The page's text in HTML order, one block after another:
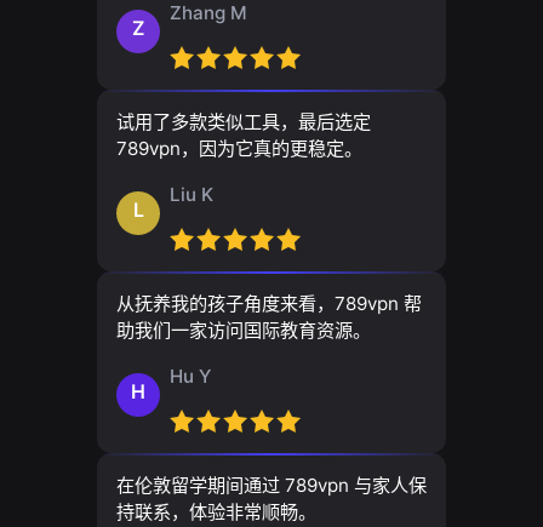
Z
Zhang M
试用了多款类似工具，最后选定
789vpn，因为它真的更稳定。
L
Liu K
从抚养我的孩子角度来看，789vpn 帮
助我们一家访问国际教育资源。
H
Hu Y
在伦敦留学期间通过 789vpn 与家人保
持联系，体验非常顺畅。